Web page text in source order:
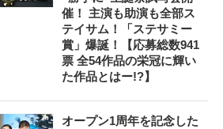
催！ 主演も助演も全部ス
テイサム！「ステサミー
賞」爆誕！【応募総数941
票 全54作品の栄冠に輝い
た作品とはー!?】
オープン1周年を記念した